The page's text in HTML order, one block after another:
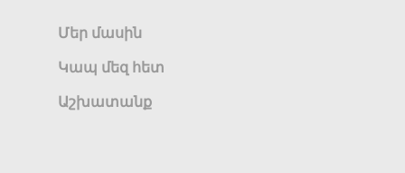
Մեր մասին
Կապ մեզ հետ
Աշխատանք